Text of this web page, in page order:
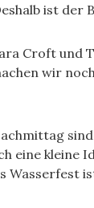
ist der
Croft und
wir
eine kleine
Wasserfest